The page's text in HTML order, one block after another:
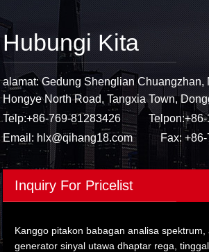
Hubungi Kita
alamat: Gedung Shenglian Chuangzhan,
Hongye North Road, Tangxia Town,
Telp:+86-769-81283426 Telpon:
Email: hlx@qihang18.com Fax:
Inquiry For Pricelist
Kanggo pitakon babagan analisa spektrum,
generator sinyal utawa dhaptar rega,